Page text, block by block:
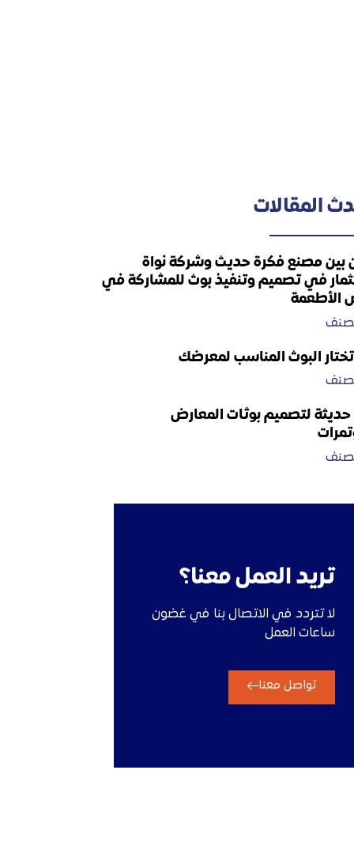
المقالات
بين مصنع فكرة حديث وشركة نواة
في تصميم وتنفيذ بوث للمشاركة في
الأطعمة
البوث المناسب لمعرضك
لتصميم بوثات المعارض
تريد العمل معنا؟
لا تتردد في الاتصال بنا في غضون
ساعات العمل
تواصل معنا